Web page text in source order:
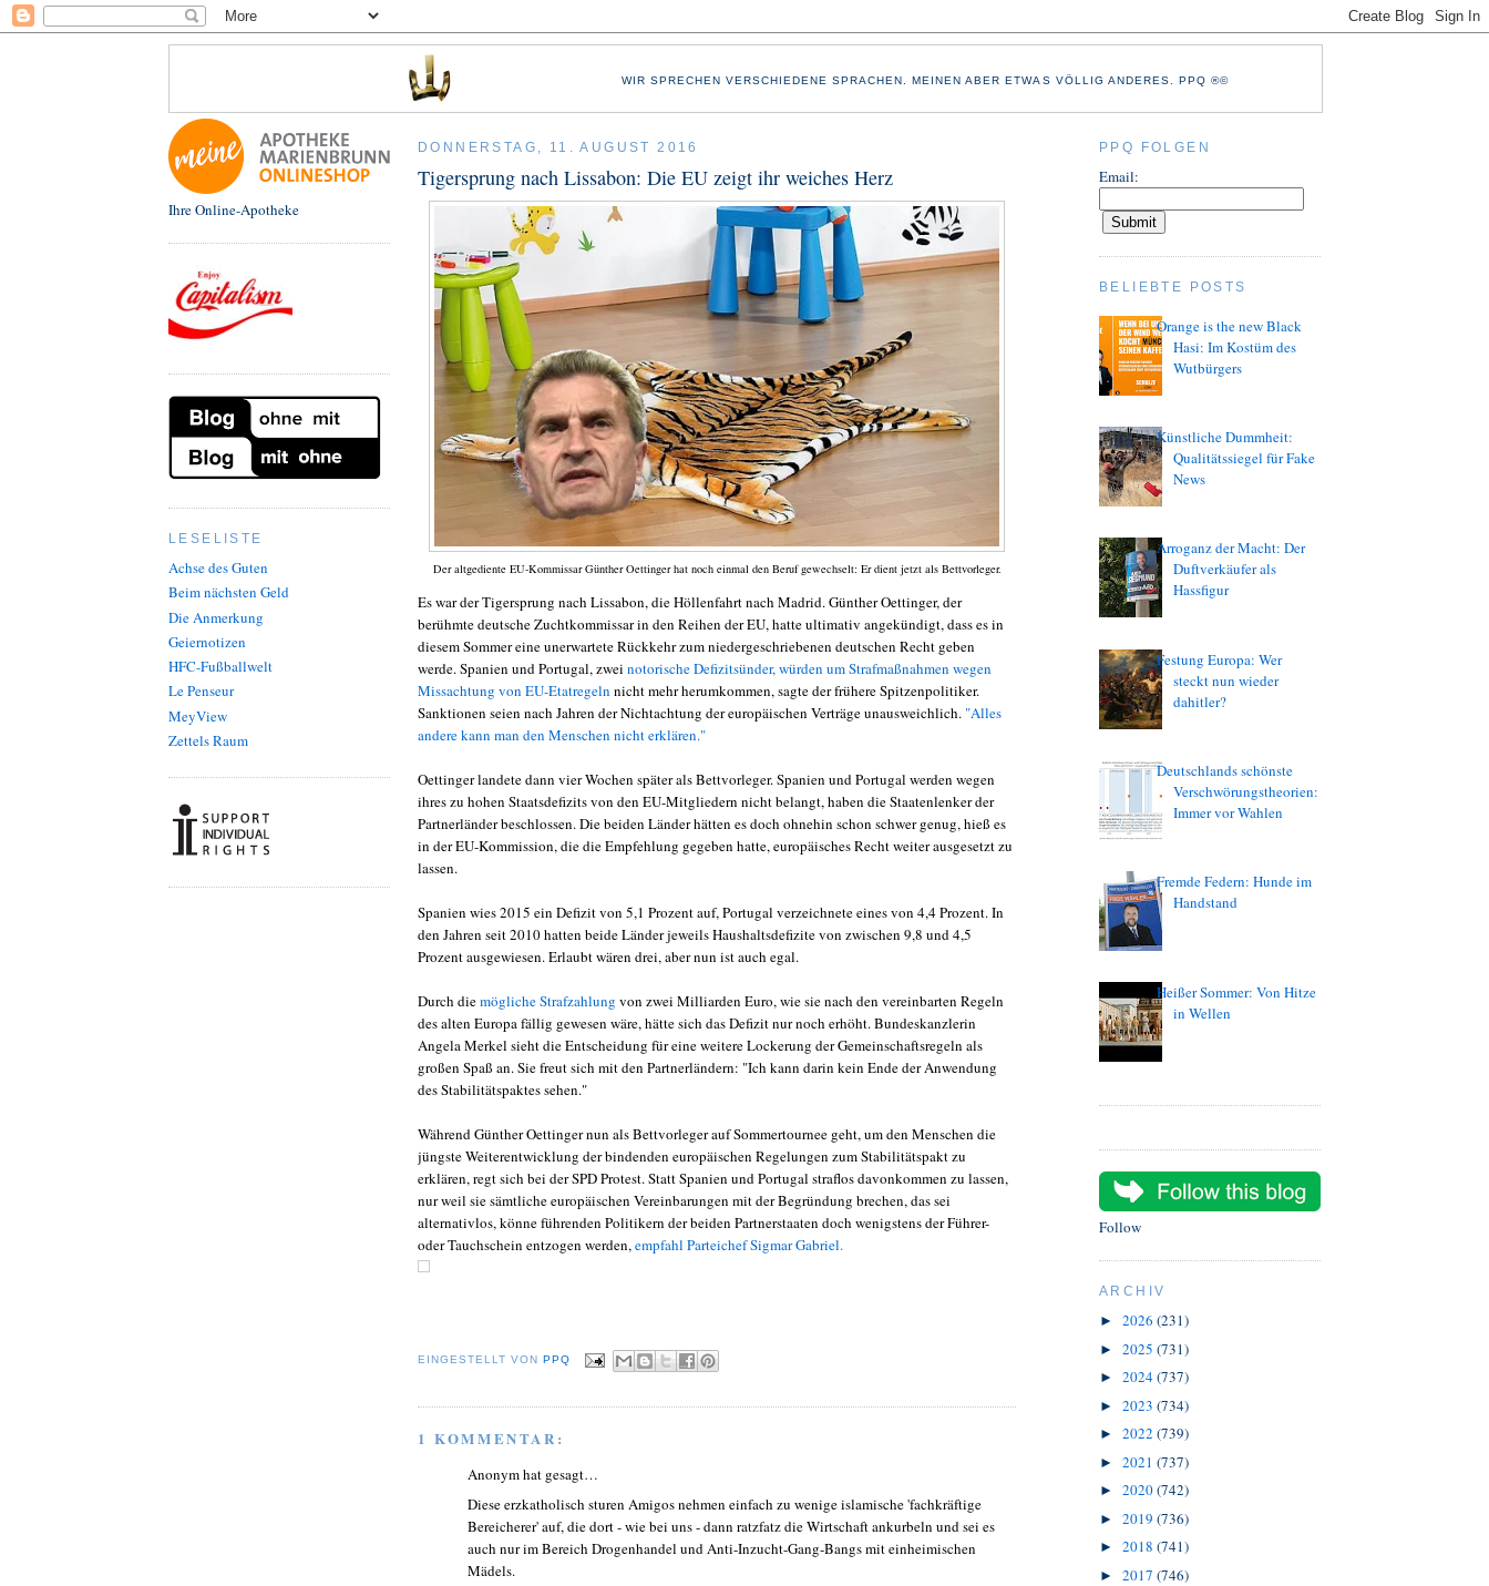
WIR SPRECHEN VERSCHIEDENE SPRACHEN. MEINEN ABER ETWAS VÖLLIG ANDERES. PPQ ®©
Ihre Online-Apotheke
LESELISTE
Achse des Guten
Beim nächsten Geld
Die Anmerkung
Geiernotizen
HFC-Fußballwelt
Le Penseur
MeyView
Zettels Raum
DONNERSTAG, 11. AUGUST 2016
Tigersprung nach Lissabon: Die EU zeigt ihr weiches Herz
Der altgediente EU-Kommissar Günther Oettinger hat noch einmal den Beruf gewechselt: Er dient jetzt als Bettvorleger.
Es war der Tigersprung nach Lissabon, die Höllenfahrt nach Madrid. Günther Oettinger, der
berühmte deutsche Zuchtkommissar in den Reihen der EU, hatte ultimativ angekündigt, dass es in
diesem Sommer eine unerwartete Rückkehr zum niedergeschriebenen deutschen Recht geben
werde. Spanien und Portugal, zwei notorische Defizitsünder, würden um Strafmaßnahmen wegen
Missachtung von EU-Etatregeln nicht mehr herumkommen, sagte der frühere Spitzenpolitiker.
Sanktionen seien nach Jahren der Nichtachtung der europäischen Verträge unausweichlich. "Alles
andere kann man den Menschen nicht erklären."
Oettinger landete dann vier Wochen später als Bettvorleger. Spanien und Portugal werden wegen
ihres zu hohen Staatsdefizits von den EU-Mitgliedern nicht belangt, haben die Staatenlenker der
Partnerländer beschlossen. Die beiden Länder hätten es doch ohnehin schon schwer genug, hieß es
in der EU-Kommission, die die Empfehlung gegeben hatte, europäisches Recht weiter ausgesetzt zu
lassen.
Spanien wies 2015 ein Defizit von 5,1 Prozent auf, Portugal verzeichnete eines von 4,4 Prozent. In
den Jahren seit 2010 hatten beide Länder jeweils Haushaltsdefizite von zwischen 9,8 und 4,5
Prozent ausgewiesen. Erlaubt wären drei, aber nun ist auch egal.
Durch diemögliche Strafzahlung von zwei Milliarden Euro, wie sie nach den vereinbarten Regeln
des alten Europa fällig gewesen wäre, hätte sich das Defizit nur noch erhöht. Bundeskanzlerin
Angela Merkel sieht die Entscheidung für eine weitere Lockerung der Gemeinschaftsregeln als
großen Spaß an. Sie freut sich mit den Partnerländern: "Ich kann darin kein Ende der Anwendung
des Stabilitätspaktes sehen."
Während Günther Oettinger nun als Bettvorleger auf Sommertournee geht, um den Menschen die
jüngste Weiterentwicklung der bindenden europäischen Regelungen zum Stabilitätspakt zu
erklären, regt sich bei der SPD Protest. Statt Spanien und Portugal straflos davonkommen zu lassen,
nur weil sie sämtliche europäischen Vereinbarungen mit der Begründung brechen, das sei
alternativlos, könne führenden Politikern der beiden Partnerstaaten doch wenigstens der Führer-
oder Tauchschein entzogen werden,empfahl Parteichef Sigmar Gabriel.
EINGESTELLT VONPPQ
1 KOMMENTAR:
Anonym hat gesagt…
Diese erzkatholisch sturen Amigos nehmen einfach zu wenige islamische 'fachkräftige
Bereicherer' auf, die dort - wie bei uns - dann ratzfatz die Wirtschaft ankurbeln und sei es
auch nur im Bereich Drogenhandel und Anti-Inzucht-Gang-Bangs mit einheimischen
Mädels.
PPQ FOLGEN
Email:
BELIEBTE POSTS
Orange is the new Black
Hasi: Im Kostüm des
Wutbürgers
Künstliche Dummheit:
Qualitätssiegel für Fake
News
Arroganz der Macht: Der
Duftverkäufer als
Hassfigur
Festung Europa: Wer
steckt nun wieder
dahitler?
Deutschlands schönste
Verschwörungstheorien:
Immer vor Wahlen
Fremde Federn: Hunde im
Handstand
Heißer Sommer: Von Hitze
in Wellen
Follow
ARCHIV
► 2026 (231)
► 2025 (731)
► 2024(737)
► 2023 (734)
► 2022 (739)
► 2021 (737)
► 2020(742)
► 2019 (736)
► 2018 (741)
► 2017 (746)